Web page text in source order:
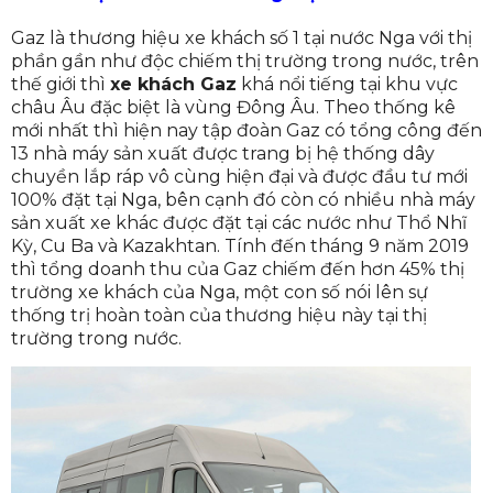
Gaz là thương hiệu xe khách số 1 tại nước Nga với thị
phần gần như độc chiếm thị trường trong nước, trên
thế giới thì xe khách Gaz khá nổi tiếng tại khu vực
châu Âu đặc biệt là vùng Đông Âu. Theo thống kê
mới nhất thì hiện nay tập đoàn Gaz có tổng công đến
13 nhà máy sản xuất được trang bị hệ thống dây
chuyền lắp ráp vô cùng hiện đại và được đầu tư mới
100% đặt tại Nga, bên cạnh đó còn có nhiều nhà máy
sản xuất xe khác được đặt tại các nước như Thổ Nhĩ
Kỳ, Cu Ba và Kazakhtan. Tính đến tháng 9 năm 2019
thì tổng doanh thu của Gaz chiếm đến hơn 45% thị
trường xe khách của Nga, một con số nói lên sự
thống trị hoàn toàn của thương hiệu này tại thị
trường trong nước.